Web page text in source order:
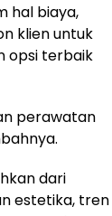
hal biaya,
klien untuk
opsi terbaik
perawatan
dari
estetika, tren